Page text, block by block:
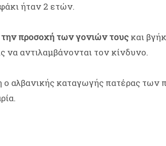
ήταν 2 ετών.
προσοχή των γονιών τουςκαι
να αντιλαμβάνονται τον κίνδυνο.
ο αλβανικής καταγωγής πατέρας των